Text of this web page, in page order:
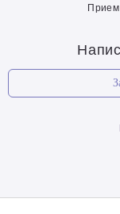
Прием